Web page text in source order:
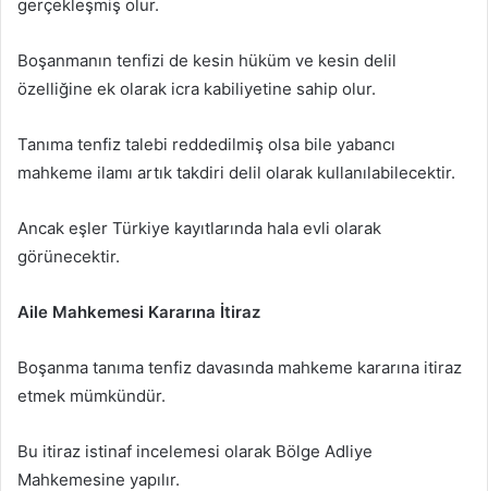
gerçekleşmiş olur.
Boşanmanın tenfizi de kesin hüküm ve kesin delil
özelliğine ek olarak icra kabiliyetine sahip olur.
Tanıma tenfiz talebi reddedilmiş olsa bile yabancı
mahkeme ilamı artık takdiri delil olarak kullanılabilecektir.
Ancak eşler Türkiye kayıtlarında hala evli olarak
görünecektir.
Aile Mahkemesi Kararına İtiraz
Boşanma tanıma tenfiz davasında mahkeme kararına itiraz
etmek mümkündür.
Bu itiraz istinaf incelemesi olarak Bölge Adliye
Mahkemesine yapılır.